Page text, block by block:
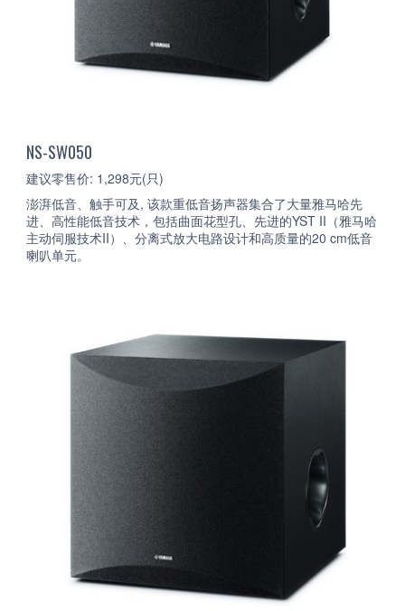
NS-SW050
建议零售价: 1,298元(只)
澎湃低音、触手可及, 该款重低音扬声器集合了大量雅马哈先
进、高性能低音技术，包括曲面花型孔、先进的YST II（雅马哈
主动伺服技术II）、分离式放大电路设计和高质量的20 cm低音
喇叭单元。